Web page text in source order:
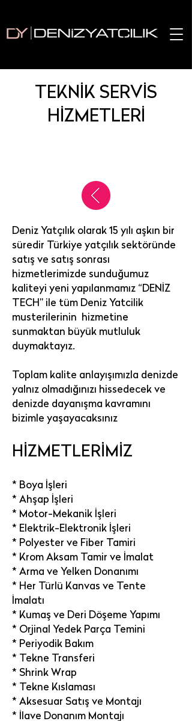
TEKNİK SERVİS
HİZMETLERİ
Deniz Yatçılık olarak 15 yılı aşkın bir
süredir Türkiye yatçılık sektöründe
satış ve satış sonrası
hizmetlerimizde sunduğumuz
kaliteyi yeni yapılanmamız “DENİZ
TECH” ile tüm Deniz Yatcilik
musterilerinin hizmetine
sunmaktan büyük mutluluk
duymaktayız.
Toplam kalite anlayışımızla denizde
yalnız olmadığınızı hissedecek ve
denizde dayanışma kavramını
bizimle yaşayacaksınız
HİZMETLERİMİZ
* Boya İşleri
* Ahşap İşleri
* Motor-Mekanik İşleri
* Elektrik-Elektronik İşleri
* Polyester ve Fiber Tamiri
* Krom Aksam Tamir ve İmalat
* Arma ve Yelken Donanımı
* Her Türlü Kanvas ve Tente
İmalatı
* Kumaş ve Deri Döşeme Yapımı
* Orjinal Yedek Parça Temini
* Periyodik Bakım
* Tekne Transferi
* Shrink Wrap
* Tekne Kıslaması
* Aksesuar Satış ve Montajı
* İlave Donanım Montajı